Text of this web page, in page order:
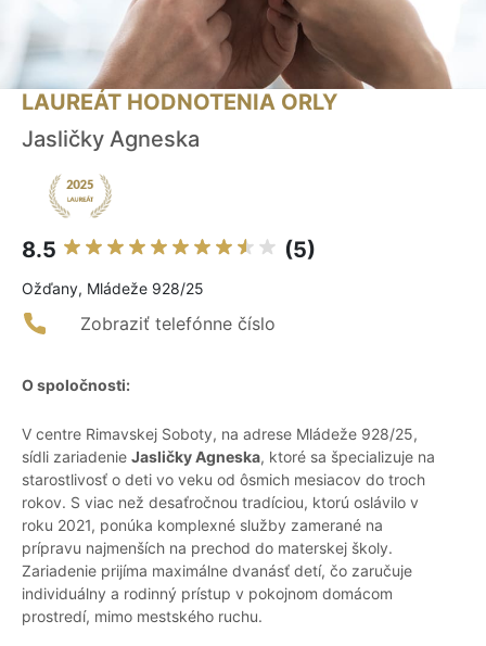
LAUREÁT HODNOTENIA ORLY
Jasličky Agneska
8.5 (5)
Ožďany, Mládeže 928/25
Zobraziť telefónne číslo
O spoločnosti:
V centre Rimavskej Soboty, na adrese Mládeže 928/25,
sídli zariadenie Jasličky Agneska, ktoré sa špecializuje na
starostlivosť o deti vo veku od ôsmich mesiacov do troch
rokov. S viac než desaťročnou tradíciou, ktorú oslávilo v
roku 2021, ponúka komplexné služby zamerané na
prípravu najmenších na prechod do materskej školy.
Zariadenie prijíma maximálne dvanásť detí, čo zaručuje
individuálny a rodinný prístup v pokojnom domácom
prostredí, mimo mestského ruchu.